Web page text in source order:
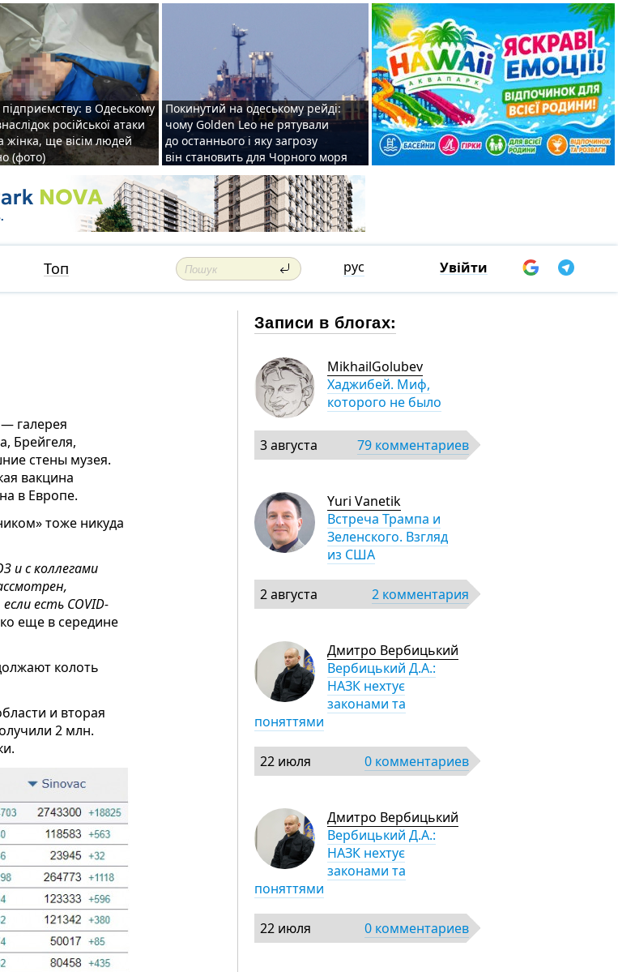
в Одеському
російської атаки
жінка, ще вісім людей
(фото)
Покинутий на одеському рейді:
чому Golden Leo не рятували
до останнього і яку загрозу
він становить для Чорного моря
Топ рус Увійти
галерея
Брейгеля,
стены музея.
вакцина
в Европе.
тоже никуда
и с коллегами
есть COVID-
еще в середине
колоть
и вторая
2 млн.
Записи в блогах:
MikhailGolubev
Хаджибей. Миф,
которого не было
3 августа 79 комментариев
Yuri Vanetik
Встреча Трампа и
Зеленского. Взгляд
из США
2 августа 2 комментария
Дмитро Вербицький
Вербицький Д.А.:
НАЗК нехтує
законами та
поняттями
22 июля 0 комментариев
Дмитро Вербицький
Вербицький Д.А.:
НАЗК нехтує
законами та
поняттями
22 июля 0 комментариев